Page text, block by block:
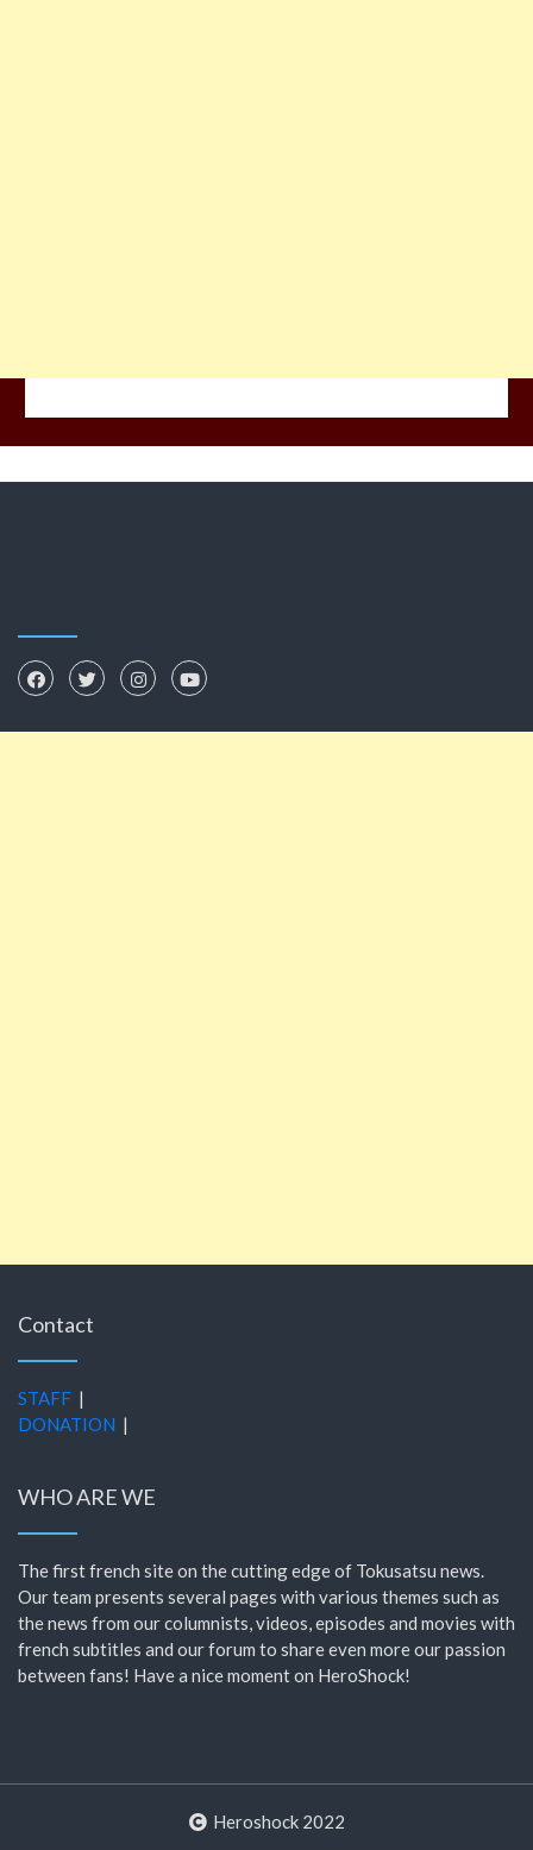
Contact
STAFF |
DONATION |
WHO ARE WE
The first french site on the cutting edge of Tokusatsu news.
Our team presents several pages with various themes such as
the news from our columnists, videos, episodes and movies with
french subtitles and our forum to share even more our passion
between fans! Have a nice moment on HeroShock!
Heroshock 2022